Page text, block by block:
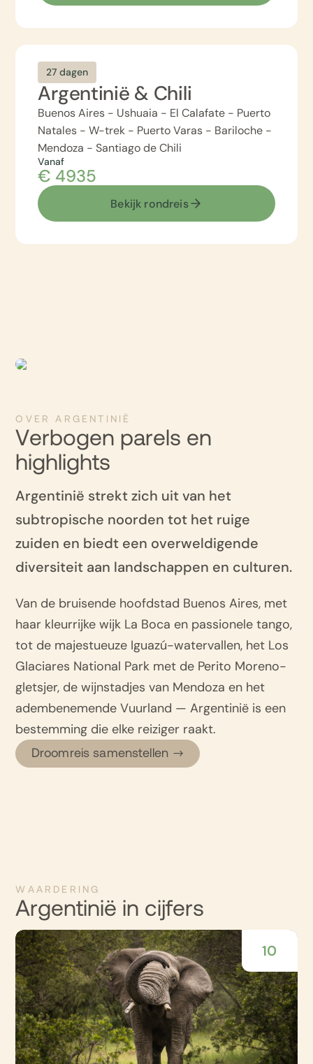
27 dagen
Argentinië & Chili
Buenos Aires - Ushuaia - El Calafate - Puerto
Natales - W-trek - Puerto Varas - Bariloche -
Mendoza - Santiago de Chili
Vanaf
€ 4935
Bekijk rondreis
OVER ARGENTINIË
Verbogen parels en
highlights
Argentinië strekt zich uit van het
subtropische noorden tot het ruige
zuiden en biedt een overweldigende
diversiteit aan landschappen en culturen.
Van de bruisende hoofdstad Buenos Aires, met
haar kleurrijke wijk La Boca en passionele tango,
tot de majestueuze Iguazú-watervallen, het Los
Glaciares National Park met de Perito Moreno-
gletsjer, de wijnstadjes van Mendoza en het
adembenemende Vuurland — Argentinië is een
bestemming die elke reiziger raakt.
Droomreis samenstellen
WAARDERING
Argentinië in cijfers
10